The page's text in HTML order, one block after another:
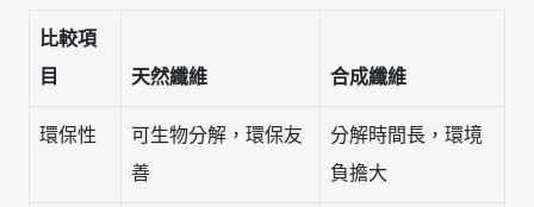
比較項
目
天然纖維 合成纖維
環保性
可生物分解，環保友
善
分解時間長，環境
負擔大